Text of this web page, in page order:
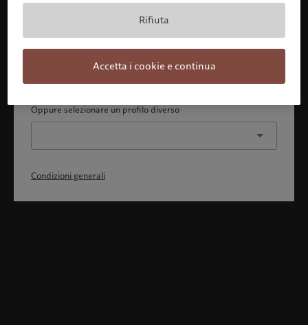
Con la presente dichiaro 1) di aver pienamente compreso
cittadino o residente degli Stati Uniti o del Canada.
Continua
Oppure selezionare un profilo diverso
Condizioni generali
Rifiuta
Accetta i cookie e continua